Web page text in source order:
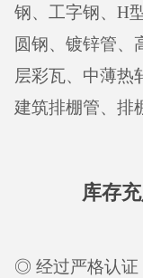
钢、工字钢、H
圆钢、镀锌管、
层彩瓦、中薄热
建筑排棚管、排
库存
◎ 经过严格认证